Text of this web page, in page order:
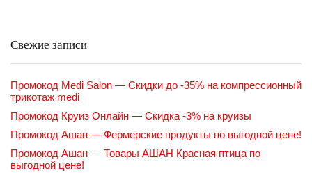
Свежие записи
Промокод Medi Salon — Скидки до -35% на компрессионный
трикотаж medi
Промокод Круиз Онлайн — Скидка -3% на круизы
Промокод Ашан — Фермерские продукты по выгодной цене!
Промокод Ашан — Товары АШАН Красная птица по
выгодной цене!